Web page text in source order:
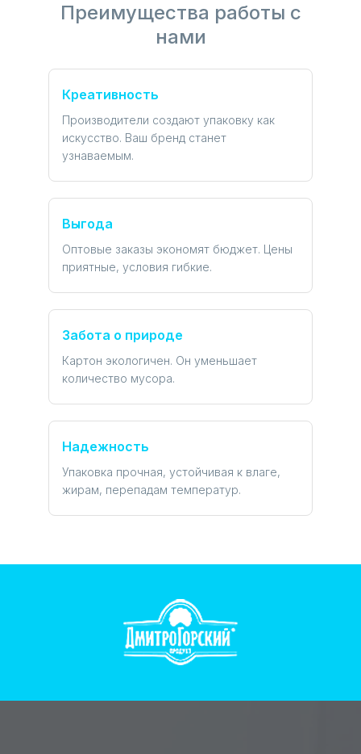
Преимущества работы с
нами
Креативность
Производители создают упаковку как
искусство. Ваш бренд станет
узнаваемым.
Выгода
Оптовые заказы экономят бюджет. Цены
приятные, условия гибкие.
Забота о природе
Картон экологичен. Он уменьшает
количество мусора.
Надежность
Упаковка прочная, устойчивая к влаге,
жирам, перепадам температур.